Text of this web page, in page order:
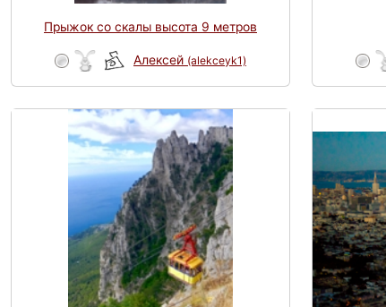
Прыжок со скалы высота 9 метров
Алексей (alekceyk1)